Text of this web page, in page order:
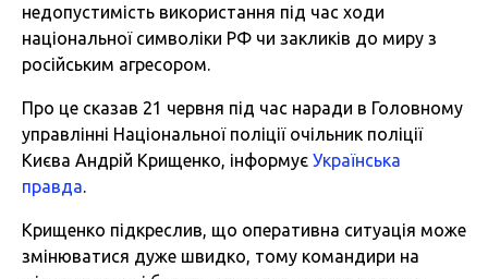
недопустимість використання під час ходи
національної символіки РФ чи закликів до миру з
російським агресором.
Про це сказав 21 червня під час наради в Головному
управлінні Національної поліції очільник поліції
Києва Андрій Крищенко, інформує Українська
правда.
Крищенко підкреслив, що оперативна ситуація може
змінюватися дуже швидко, тому командири на